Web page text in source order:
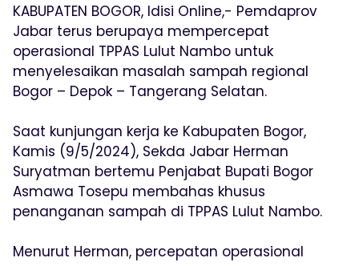
KABUPATEN BOGOR, Idisi Online,- Pemdaprov
Jabar terus berupaya mempercepat
operasional TPPAS Lulut Nambo untuk
menyelesaikan masalah sampah regional
Bogor – Depok – Tangerang Selatan.
Saat kunjungan kerja ke Kabupaten Bogor,
Kamis (9/5/2024), Sekda Jabar Herman
Suryatman bertemu Penjabat Bupati Bogor
Asmawa Tosepu membahas khusus
penanganan sampah di TPPAS Lulut Nambo.
Menurut Herman, percepatan operasional